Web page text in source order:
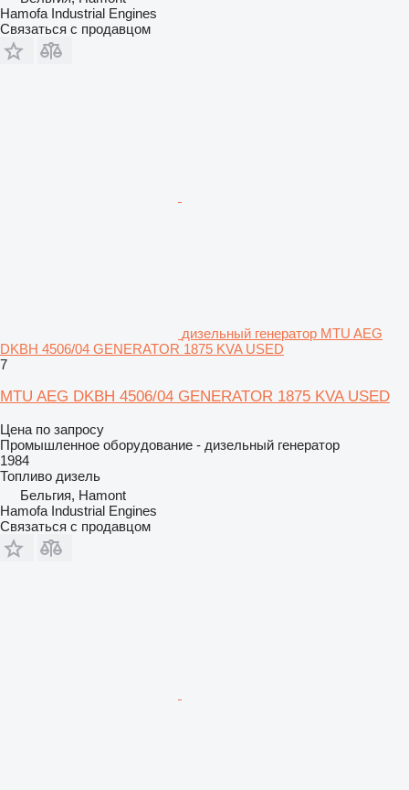
Hamofa Industrial Engines
Связаться с продавцом
дизельный генератор MTU AEG
DKBH 4506/04 GENERATOR 1875 KVA USED
7
MTU AEG DKBH 4506/04 GENERATOR 1875 KVA USED
Цена по запросу
Промышленное оборудование - дизельный генератор
1984
Топливо дизель
Бельгия, Hamont
Hamofa Industrial Engines
Связаться с продавцом